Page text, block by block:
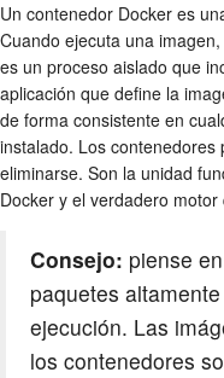
Un contenedor Docker es
Cuando ejecuta una
es un proceso aislado que
aplicación que define la
de forma consistente en
instalado. Los
eliminarse. Son la unidad
Docker y el verdadero
Consejo: piense
paquetes
ejecución. Las
los contenedores